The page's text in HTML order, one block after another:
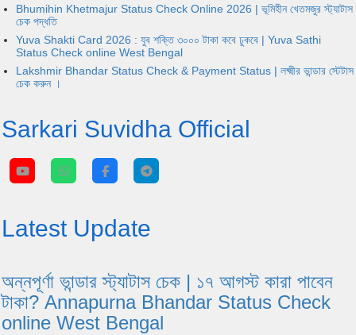
Bhumihin Khetmajur Status Check Online 2026 | ভূমিহীন খেতমজুর স্ট্যাটাস
চেক পদ্ধতি
Yuva Shakti Card 2026 : যুব শক্তি ৩০০০ টাকা কবে ঢুকবে | Yuva Sathi
Status Check online West Bengal
Lakshmir Bhandar Status Check & Payment Status | লক্ষ্মীর ভান্ডার স্টেটাস
চেক করুন ।
Sarkari Suvidha Official
Latest Update
অন্নপূর্ণা ভান্ডার স্ট্যাটাস চেক | ১৭ আগস্ট কারা পাবেন
টাকা? Annapurna Bhandar Status Check
online West Bengal